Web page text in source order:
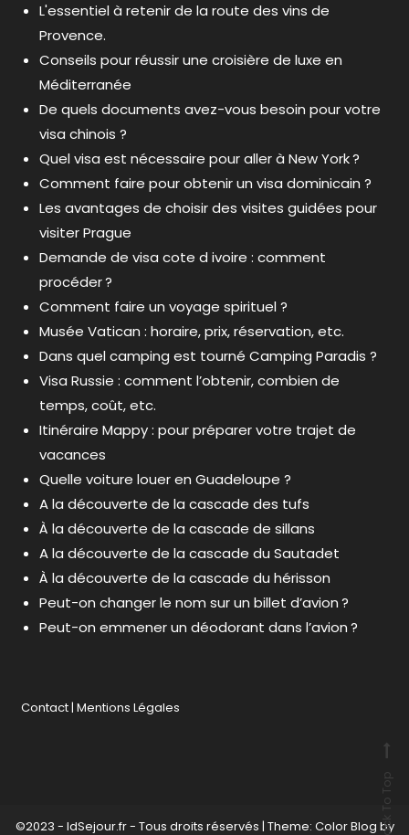
L'essentiel à retenir de la route des vins de
Provence.
Conseils pour réussir une croisière de luxe en
Méditerranée
De quels documents avez-vous besoin pour votre
visa chinois ?
Quel visa est nécessaire pour aller à New York ?
Comment faire pour obtenir un visa dominicain ?
Les avantages de choisir des visites guidées pour
visiter Prague
Demande de visa cote d ivoire : comment
procéder ?
Comment faire un voyage spirituel ?
Musée Vatican : horaire, prix, réservation, etc.
Dans quel camping est tourné Camping Paradis ?
Visa Russie : comment l’obtenir, combien de
temps, coût, etc.
Itinéraire Mappy : pour préparer votre trajet de
vacances
Quelle voiture louer en Guadeloupe ?
A la découverte de la cascade des tufs
À la découverte de la cascade de sillans
A la découverte de la cascade du Sautadet
À la découverte de la cascade du hérisson
Peut-on changer le nom sur un billet d’avion ?
Peut-on emmener un déodorant dans l’avion ?
Contact |Mentions Légales
©2023 - IdSejour.fr - Tous droits réservés | Theme: Color Blog by
Back To Top